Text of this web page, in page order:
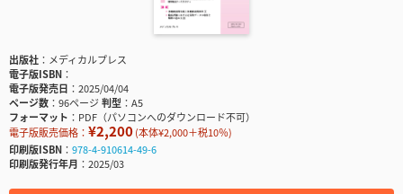
出版社
メディカルプレス
電子版ISBN
電子版発売日
2025/04/04
ページ数
96ページ判型
A5
フォーマット
PDF（パソコンへのダウンロード不可）
電子版販売価格： ¥2,200(本体¥2,000＋税10％)
印刷版ISBN
978-4-910614-49-6
印刷版発行年月
2025/03